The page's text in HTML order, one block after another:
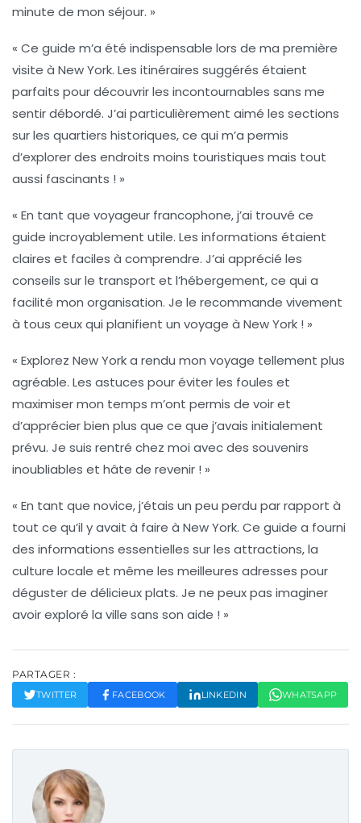
minute de mon séjour. »
« Ce guide m’a été indispensable lors de ma première
visite à New York. Les itinéraires suggérés étaient
parfaits pour découvrir les incontournables sans me
sentir débordé. J’ai particulièrement aimé les sections
sur les quartiers historiques, ce qui m’a permis
d’explorer des endroits moins touristiques mais tout
aussi fascinants ! »
« En tant que voyageur francophone, j’ai trouvé ce
guide incroyablement utile. Les informations étaient
claires et faciles à comprendre. J’ai apprécié les
conseils sur le transport et l’hébergement, ce qui a
facilité mon organisation. Je le recommande vivement
à tous ceux qui planifient un voyage à New York ! »
« Explorez New York a rendu mon voyage tellement plus
agréable. Les astuces pour éviter les foules et
maximiser mon temps m’ont permis de voir et
d’apprécier bien plus que ce que j’avais initialement
prévu. Je suis rentré chez moi avec des souvenirs
inoubliables et hâte de revenir ! »
« En tant que novice, j’étais un peu perdu par rapport à
tout ce qu’il y avait à faire à New York. Ce guide a fourni
des informations essentielles sur les attractions, la
culture locale et même les meilleures adresses pour
déguster de délicieux plats. Je ne peux pas imaginer
avoir exploré la ville sans son aide ! »
PARTAGER :
TWITTER FACEBOOK LINKEDIN WHATSAPP